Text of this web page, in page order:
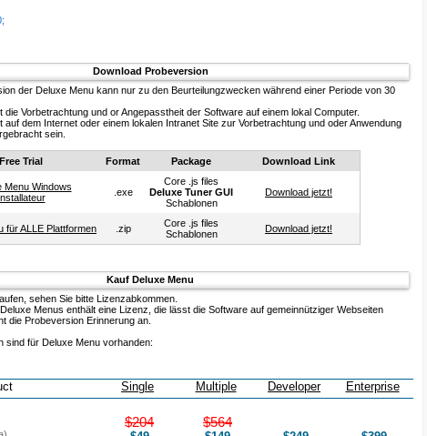
Download Probeversion
der Deluxe Menu kann nur zu den Beurteilungzwecken während einer Periode von 30
die Vorbetrachtung und or Angepasstheit der Software auf einem lokal Computer.
auf dem Internet oder einem lokalen Intranet Site zur Vorbetrachtung und oder Anwendung
sein.
Free Trial Format Package Download Link
Menu Windows
.exe
Core .js files
Deluxe Tuner GUI
Schablonen
Download jetzt!
für ALLE Plattformen .zip
Core .js files
Schablonen
Download jetzt!
Kauf Deluxe Menu
sehen Sie bitte Lizenzabkommen.
Menus enthält eine Lizenz, die lässt die Software auf gemeinnütziger Webseiten
die Probeversion Erinnerung an.
sind für Deluxe Menu vorhanden:
Single Multiple Developer Enterprise
$204 $564